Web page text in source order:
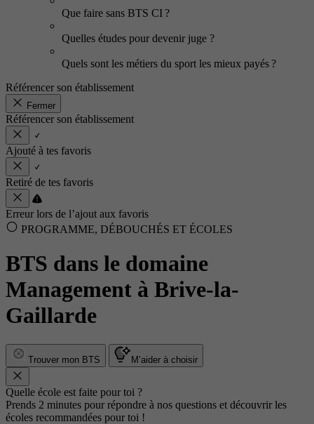
Que faire sans BTS CI ?
Quelles études pour devenir juge ?
Quels sont les métiers du sport les mieux payés ?
Référencer son établissement
Fermer
Référencer son établissement
Ajouté à tes favoris
Retiré de tes favoris
Erreur lors de l’ajout aux favoris
PROGRAMME, DÉBOUCHÉS ET ÉCOLES
BTS dans le domaine
Management à Brive-la-
Gaillarde
Trouver mon BTS M’aider à choisir
Quelle école est faite pour toi ?
Prends 2 minutes pour répondre à nos questions et découvrir les
écoles recommandées pour toi !